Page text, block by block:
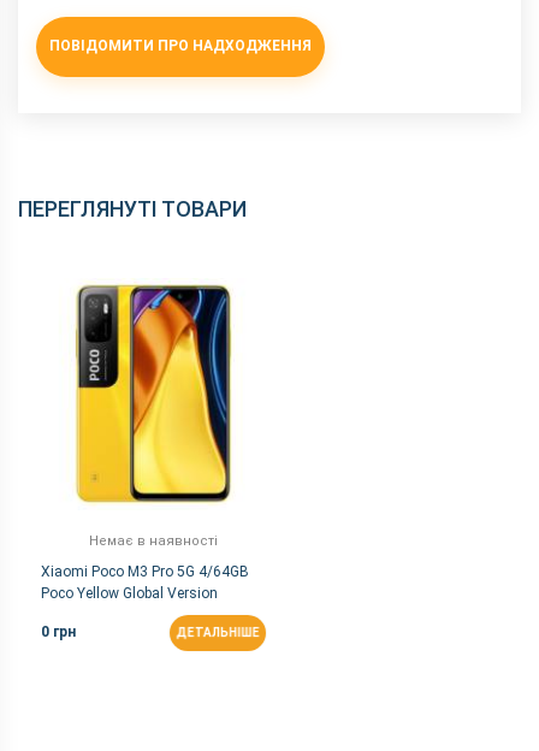
ПОВІДОМИТИ ПРО НАДХОДЖЕННЯ
ПЕРЕГЛЯНУТІ ТОВАРИ
Немає в наявності
Xiaomi Poco M3 Pro 5G 4/64GB
Poco Yellow Global Version
0 грн ДЕТАЛЬНІШЕ